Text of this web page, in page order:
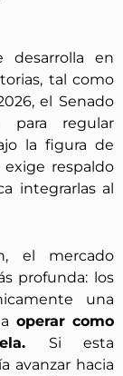
desarrolla en
tal como
el Senado
para regular
la figura de
exige respaldo
integrarlas al
el mercado
profunda: los
una
operar como
Si esta
avanzar hacia